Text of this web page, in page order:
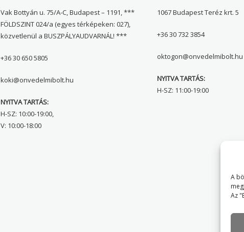
A
Az
Vak Bottyán u. 75/A-C, Budapest – 1191, ***
FÖLDSZINT 024/a (egyes térképeken: 027),
közvetlenül a BUSZPÁLYAUDVARNÁL! ***
+36 30 650 5805
koki@onvedelmibolt.hu
NYITVA TARTÁS:
H-SZ: 10:00-19:00,
V: 10:00-18:00
1067 Budapest Teréz krt. 5
+36 30 732 3854
oktogon@onvedelmibolt.hu
NYITVA TARTÁS:
H-SZ: 11:00-19:00